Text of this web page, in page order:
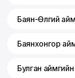
Баян-Өлгий
Баянхонгор
Булган